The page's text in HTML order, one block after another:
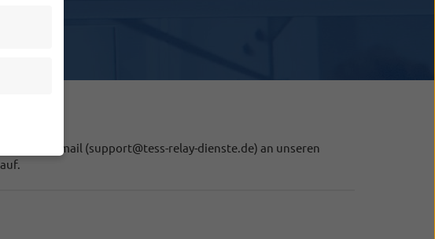
eine Email (support@tess-relay-dienste.de) an unseren
auf.